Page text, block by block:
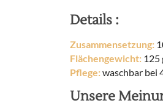
Details :
Zusammensetzung:
Flächengewicht: 125
Pflege:waschbar bei
Unsere